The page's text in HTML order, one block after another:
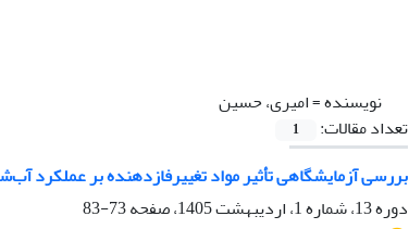
نویسنده =امیری، حسین
تعداد مقالات:
1
بررسی آزمایشگاهی تأثیر مواد تغییرفازدهنده بر عملکرد
دوره 13، شماره 1، اردیبهشت 1405، صفحه
73-83